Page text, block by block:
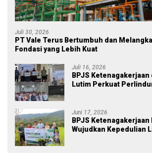
Juli 30, 2026
PT Vale Terus Bertumbuh dan
Fondasi yang Lebih Kuat
Juli 16, 2026
BPJS Ketenagakerjaan
Lutim Perkuat
Juni 17, 2026
BPJS
Wujudkan Kepedulian